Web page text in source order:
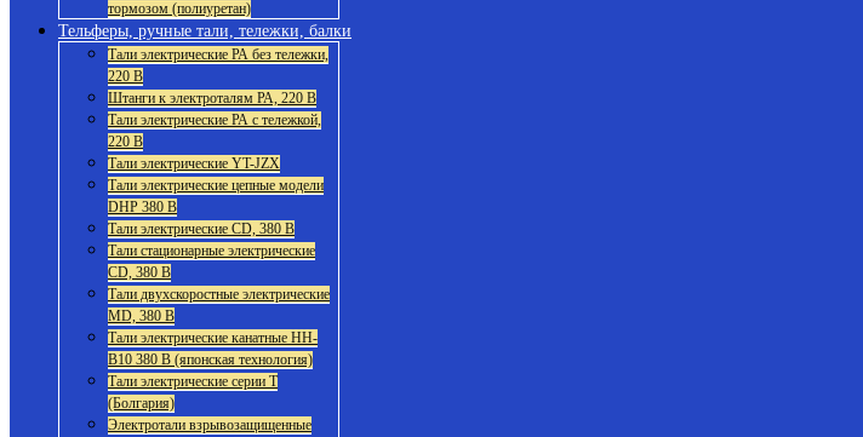
тормозом (полиуретан)
Тельферы, ручные тали, тележки, балки
Тали электрические РА без тележки,
220 В
Штанги к электроталям РА, 220 В
Тали электрические РА с тележкой,
220 В
Тали электрические YT-JZX
Тали электрические цепные модели
DHP 380 В
Тали электрические CD, 380 В
Тали стационарные электрические
CD, 380 В
Тали двухскоростные электрические
MD, 380 В
Тали электрические канатные HH-
B10 380 В (японская технология)
Тали электрические серии Т
(Болгария)
Электротали взрывозащищенные